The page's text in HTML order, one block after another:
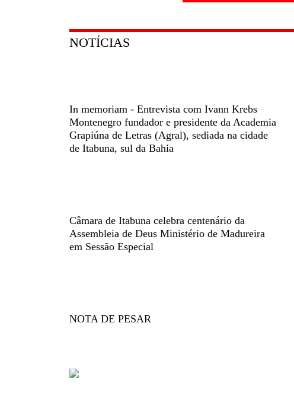
NOTÍCIAS
In memoriam - Entrevista com Ivann Krebs
Montenegro fundador e presidente da Academia
Grapiúna de Letras (Agral), sediada na cidade
de Itabuna, sul da Bahia
Câmara de Itabuna celebra centenário da
Assembleia de Deus Ministério de Madureira
em Sessão Especial
NOTA DE PESAR